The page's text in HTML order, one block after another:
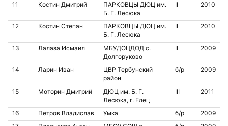
11 Костин Дмитрий
ПАРКОВЦЫ ДЮЦ им.
Б. Г. Лесюка
II 2010
12 Костин Степан
ПАРКОВЦЫ ДЮЦ им.
Б. Г. Лесюка
II 2010
13 Лалаза Исмаил
МБУДОЦДОД с.
Долгоруково
II 2009
14 Ларин Иван
ЦВР Тербунский
район
б/р 2009
15 Моторин Дмитрий
ДЮЦ им. Б. Г.
Лесюка, г. Елец
III 2011
16 Петров Владислав Умка б/р
2009